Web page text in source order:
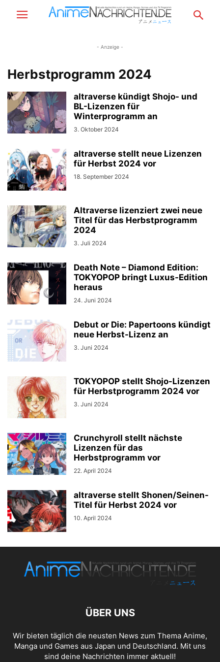
- Anzeige -
Herbstprogramm 2024
altraverse kündigt Shojo- und
BL-Lizenzen für
Winterprogramm an
3. Oktober 2024
altraverse stellt neue Lizenzen
für Herbst 2024 vor
18. September 2024
Altraverse lizenziert zwei neue
Titel für das Herbstprogramm
2024
3. Juli 2024
Death Note – Diamond Edition:
TOKYOPOP bringt Luxus-Edition
heraus
24. Juni 2024
Debut or Die: Papertoons kündigt
neue Herbst-Lizenz an
3. Juni 2024
TOKYOPOP stellt Shojo-Lizenzen
für Herbstprogramm 2024 vor
3. Juni 2024
Crunchyroll stellt nächste
Lizenzen für das
Herbstprogramm vor
22. April 2024
altraverse stellt Shonen/Seinen-
Titel für Herbst 2024 vor
10. April 2024
ÜBER UNS
Wir bieten täglich die neusten News zum Thema Anime,
Manga und Games aus Japan und Deutschland. Mit uns
sind deine Nachrichten immer aktuell!